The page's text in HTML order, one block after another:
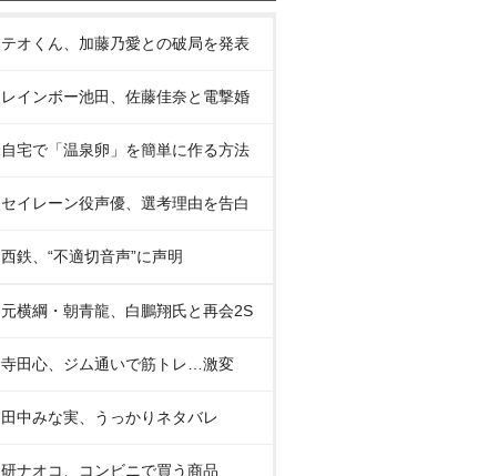
テオくん、加藤乃愛との破局を発表
レインボー池田、佐藤佳奈と電撃婚
自宅で「温泉卵」を簡単に作る方法
セイレーン役声優、選考理由を告白
西鉄、“不適切音声”に声明
元横綱・朝青龍、白鵬翔氏と再会2S
寺田心、ジム通いで筋トレ…激変
田中みな実、うっかりネタバレ
研ナオコ、コンビニで買う商品